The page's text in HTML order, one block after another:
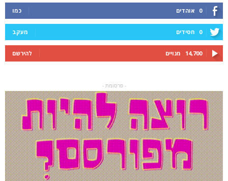
0 אוהדים כמו
0 חסידים מעקב
14,700 מנויים להירשם
- פרסומת -